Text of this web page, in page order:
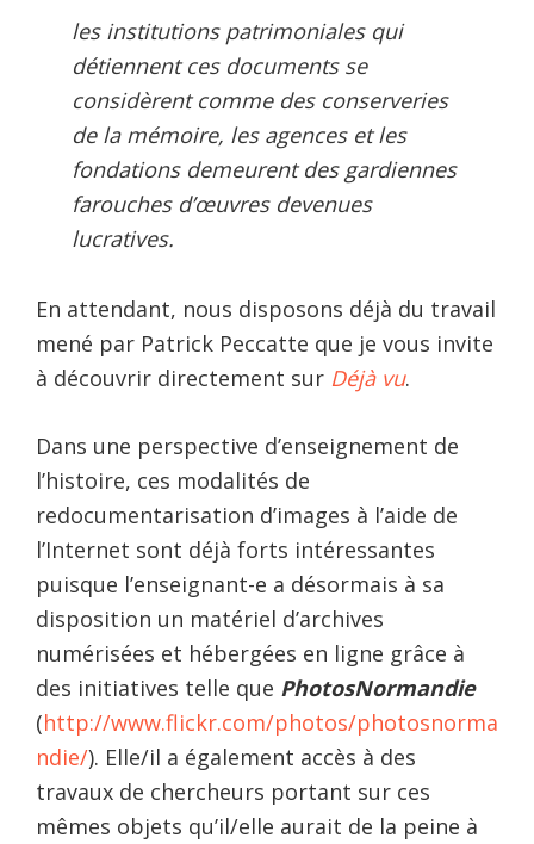
les institutions patrimoniales qui
détiennent ces documents se
considèrent comme des conserveries
de la mémoire, les agences et les
fondations demeurent des gardiennes
farouches d’œuvres devenues
lucratives.
En attendant, nous disposons déjà du travail
mené par Patrick Peccatte que je vous invite
à découvrir directement sur Déjà vu.
Dans une perspective d’enseignement de
l’histoire, ces modalités de
redocumentarisation d’images à l’aide de
l’Internet sont déjà forts intéressantes
puisque l’enseignant-e a désormais à sa
disposition un matériel d’archives
numérisées et hébergées en ligne grâce à
des initiatives telle que PhotosNormandie
(http://www.flickr.com/photos/photosnorma
ndie/) . Elle/il a également accès à des
travaux de chercheurs portant sur ces
mêmes objets qu’il/elle aurait de la peine à